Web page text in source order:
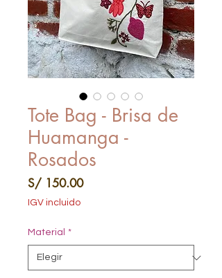
Tote Bag - Brisa de
Huamanga -
Rosados
S/ 150.00Precio
IGV incluido
Material *